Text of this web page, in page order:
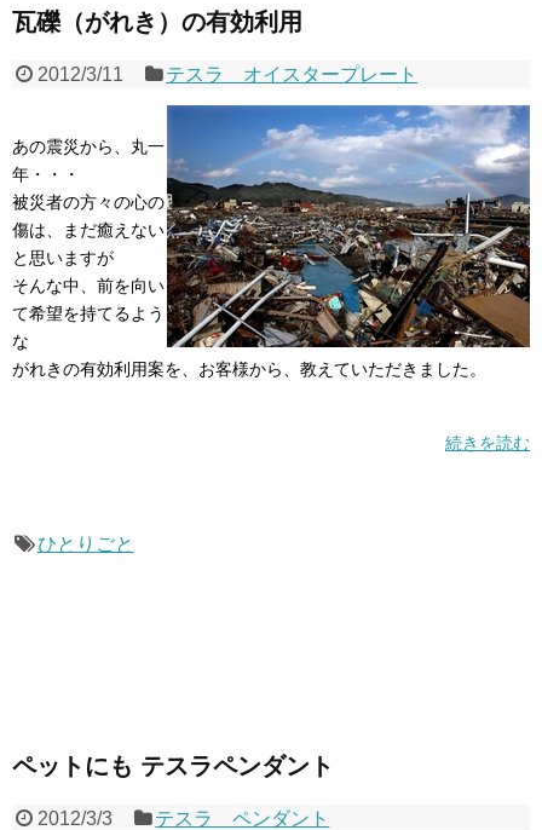
瓦礫（がれき）の有効利用
2012/3/11 テスラ オイスタープレート
あの震災から、丸一
年・・・
被災者の方々の心の
傷は、まだ癒えない
と思いますが
そんな中、前を向い
て希望を持てるよう
な
がれきの有効利用案を、お客様から、教えていただきました。
続きを読む
ひとりごと
ペットにも テスラペンダント
2012/3/3 テスラ ペンダント